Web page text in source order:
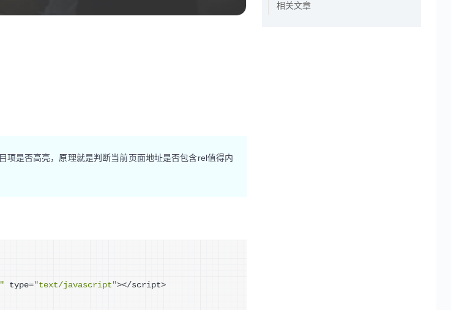
项是否高亮，原理就是判断当前页面地址是否包含rel值得内
type="text/javascript"></script>
相关文章